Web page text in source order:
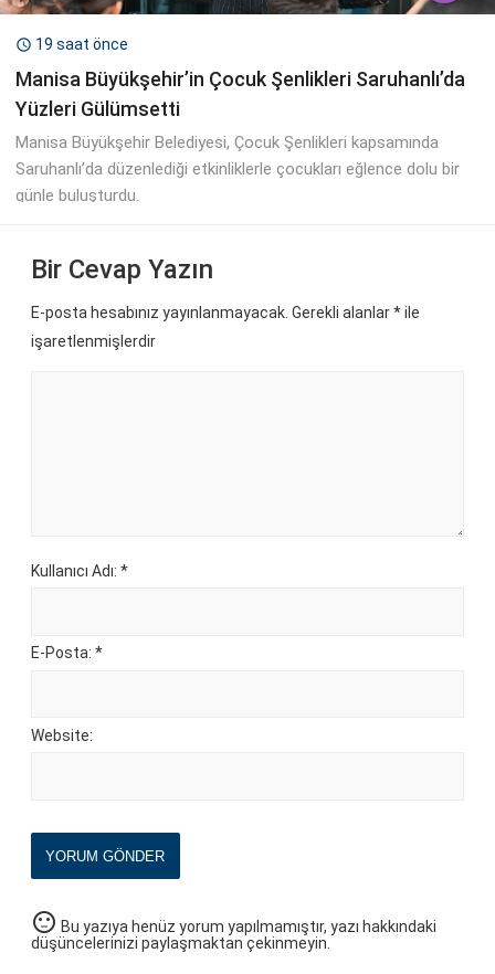
 19 saat önce
Manisa Büyükşehir’in Çocuk Şenlikleri Saruhanlı’da
Yüzleri Gülümsetti
Manisa Büyükşehir Belediyesi, Çocuk Şenlikleri kapsamında
Saruhanlı’da düzenlediği etkinliklerle çocukları eğlence dolu bir
günle buluşturdu.
Bir Cevap Yazın
E-posta hesabınız yayınlanmayacak. Gerekli alanlar*ile
işaretlenmişlerdir
Kullanıcı Adı: *
E-Posta: *
Website:
YORUM GÖNDER
sentiment_neutral Bu yazıya henüz yorum yapılmamıştır, yazı hakkındaki
düşüncelerinizi paylaşmaktan çekinmeyin.